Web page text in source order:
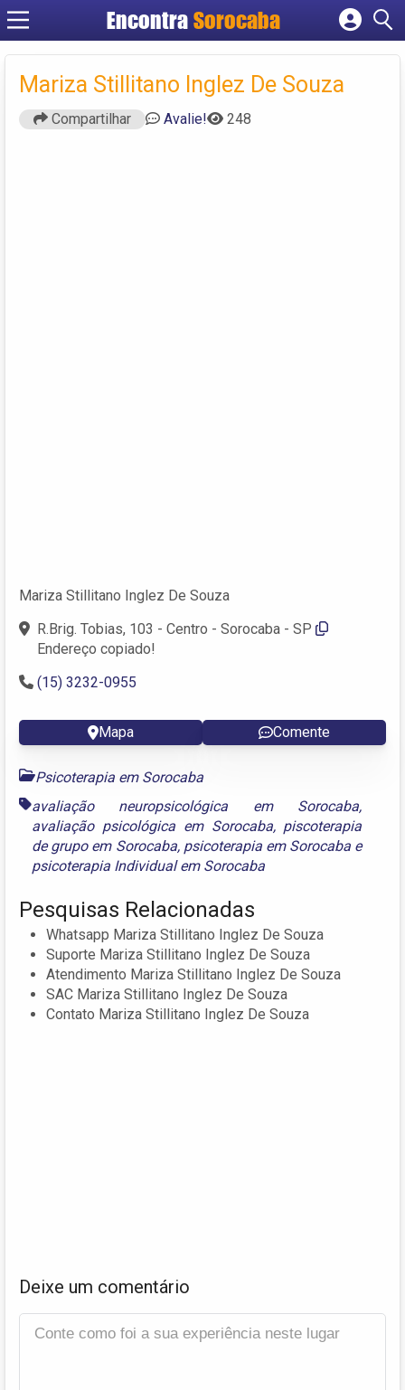
EncontraSorocaba
Cadastrar empresa
Criar conta
Mariza Stillitano Inglez De Souza
Compartilhar Avalie! 248
Mariza Stillitano Inglez De Souza
R.Brig. Tobias, 103 - Centro - Sorocaba - SP
Endereço copiado!
(15) 3232-0955
Mapa Comente
Psicoterapia em Sorocaba
avaliação neuropsicológica em Sorocaba,
avaliação psicológica em Sorocaba, piscoterapia
de grupo em Sorocaba, psicoterapia em Sorocaba e
psicoterapia Individual em Sorocaba
Pesquisas Relacionadas
Whatsapp Mariza Stillitano Inglez De Souza
Suporte Mariza Stillitano Inglez De Souza
Atendimento Mariza Stillitano Inglez De Souza
SAC Mariza Stillitano Inglez De Souza
Contato Mariza Stillitano Inglez De Souza
Deixe um comentário